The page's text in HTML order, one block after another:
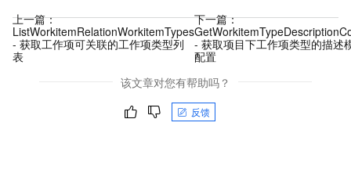
上一篇：
ListWorkitemRelationWorkitemTypes
- 获取工作项可关联的工作项类型列
表
下一篇：
- 获取项目下工作项类型的描述
配置
该文章对您有帮助吗？
反馈